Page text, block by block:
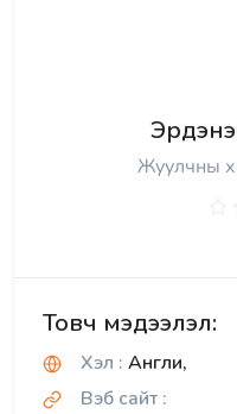
Жуулчны
Товч мэдээлэл:
Хэл : Англи,
Вэб сайт :